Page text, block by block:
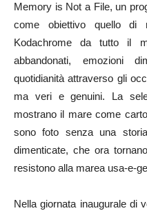
Memory is Not a File, un
come obiettivo quello di
Kodachrome da tutto il
abbandonati, emozioni
quotidianità attraverso gli
ma veri e genuini. La
mostrano il mare come
sono foto senza una
dimenticate, che ora
resistono alla marea usa-e-
Nella giornata inaugurale di